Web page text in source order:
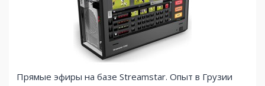
Прямые эфиры на базе Streamstar. Опыт в Грузии